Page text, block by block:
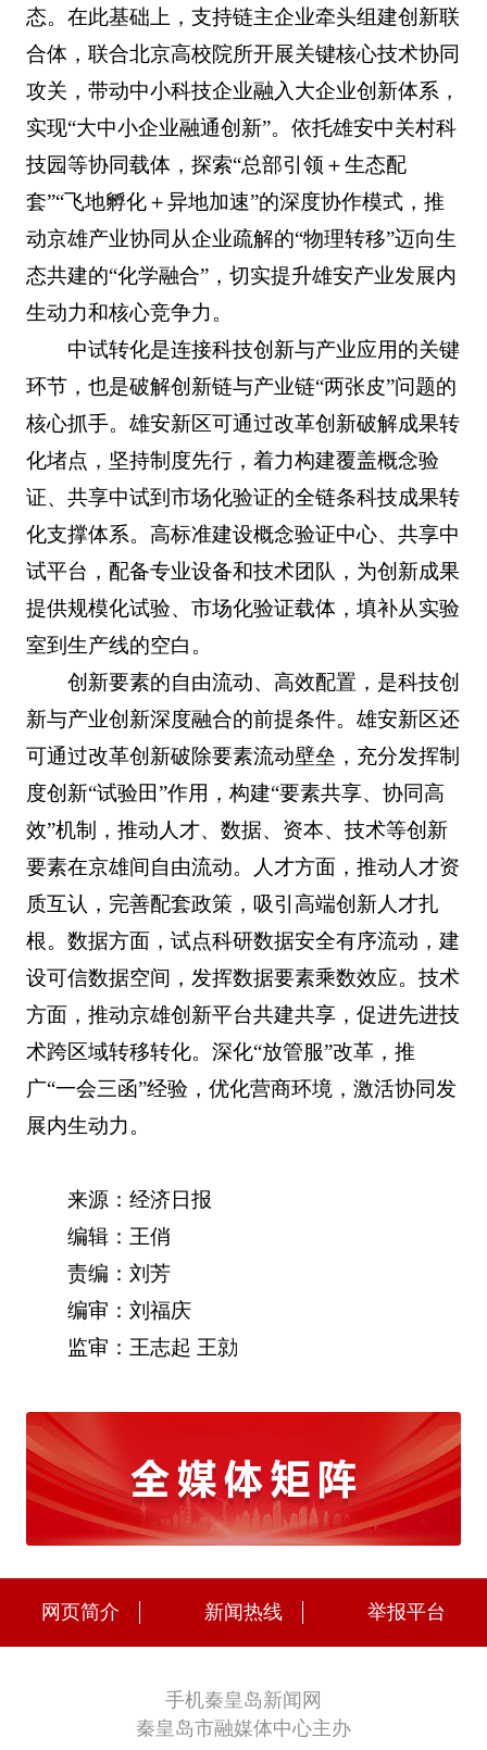
态。在此基础上，支持链主企业牵头组建创新联
合体，联合北京高校院所开展关键核心技术协同
攻关，带动中小科技企业融入大企业创新体系，
实现“大中小企业融通创新”。依托雄安中关村科
技园等协同载体，探索“总部引领＋生态配
套”“飞地孵化＋异地加速”的深度协作模式，推
动京雄产业协同从企业疏解的“物理转移”迈向生
态共建的“化学融合”，切实提升雄安产业发展内
生动力和核心竞争力。
中试转化是连接科技创新与产业应用的关键
环节，也是破解创新链与产业链“两张皮”问题的
核心抓手。雄安新区可通过改革创新破解成果转
化堵点，坚持制度先行，着力构建覆盖概念验
证、共享中试到市场化验证的全链条科技成果转
化支撑体系。高标准建设概念验证中心、共享中
试平台，配备专业设备和技术团队，为创新成果
提供规模化试验、市场化验证载体，填补从实验
室到生产线的空白。
创新要素的自由流动、高效配置，是科技创
新与产业创新深度融合的前提条件。雄安新区还
可通过改革创新破除要素流动壁垒，充分发挥制
度创新“试验田”作用，构建“要素共享、协同高
效”机制，推动人才、数据、资本、技术等创新
要素在京雄间自由流动。人才方面，推动人才资
质互认，完善配套政策，吸引高端创新人才扎
根。数据方面，试点科研数据安全有序流动，建
设可信数据空间，发挥数据要素乘数效应。技术
方面，推动京雄创新平台共建共享，促进先进技
术跨区域转移转化。深化“放管服”改革，推
广“一会三函”经验，优化营商环境，激活协同发
展内生动力。
来源：经济日报
编辑：王俏
责编：刘芳
编审：刘福庆
监审：王志起 王勍
网页简介 新闻热线 举报平台
手机秦皇岛新闻网
秦皇岛市融媒体中心主办